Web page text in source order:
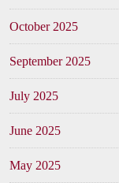
October 2025
September 2025
July 2025
June 2025
May 2025